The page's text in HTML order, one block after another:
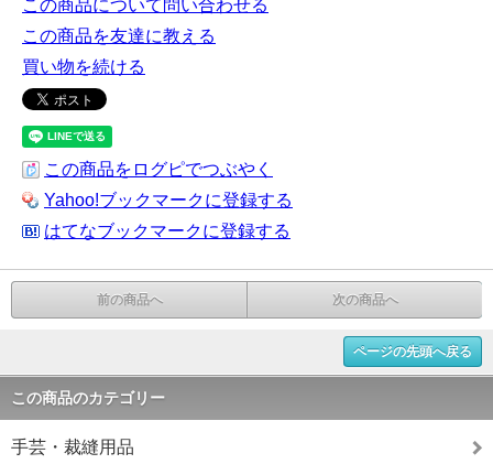
この商品について問い合わせる
この商品を友達に教える
買い物を続ける
この商品をログピでつぶやく
Yahoo!ブックマークに登録する
はてなブックマークに登録する
前の商品へ 次の商品へ
ページの先頭へ戻る
この商品のカテゴリー
手芸・裁縫用品